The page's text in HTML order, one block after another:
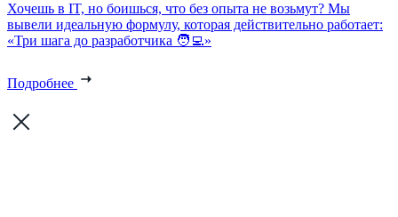
Хочешь в IT, но боишься, что без опыта не возьмут? Мы
вывели идеальную формулу, которая действительно работает:
«Три шага до разработчика 🧑‍💻»
Подробнее